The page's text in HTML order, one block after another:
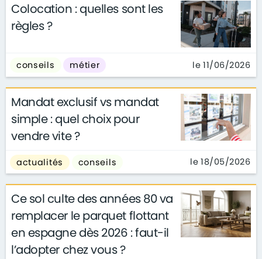
Colocation : quelles sont les
règles ?
conseils métier le 11/06/2026
Mandat exclusif vs mandat
simple : quel choix pour
vendre vite ?
actualités conseils le 18/05/2026
Ce sol culte des années 80 va
remplacer le parquet flottant
en espagne dès 2026 : faut-il
l’adopter chez vous ?